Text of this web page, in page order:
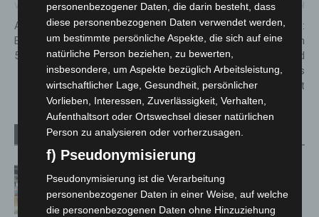
Vorheriger Artikel
A37 Kreuz Hannover-
Buchholz: Sperrungen ab
5.11.2022
Nächster Artikel
Bald ist es geschafft:
Reuterdamm zwischen
Theodor-Heuss-Straße und
Walsroder Straße vom 14. bis
25. November gesperrt
Verwandte Artikel Mehr vom Autor
Kunst trifft Weingenuss: Barbara-
Susann Mehring zeigt ihre Werke im
Jacques’ Wein-Depot Isernhagen
personenbezogener Daten, die darin besteht, dass
diese personenbezogenen Daten verwendet werden,
um bestimmte persönliche Aspekte, die sich auf eine
natürliche Person beziehen, zu bewerten,
insbesondere, um Aspekte bezüglich Arbeitsleistung,
wirtschaftlicher Lage, Gesundheit, persönlicher
Vorlieben, Interessen, Zuverlässigkeit, Verhalten,
Aufenthaltsort oder Ortswechsel dieser natürlichen
Person zu analysieren oder vorherzusagen.
f) Pseudonymisierung
Pseudonymisierung ist die Verarbeitung
personenbezogener Daten in einer Weise, auf welche
die personenbezogenen Daten ohne Hinzuziehung